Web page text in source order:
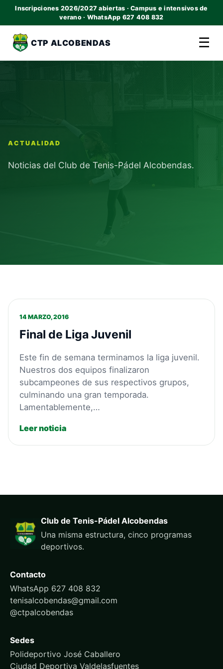
Inscripciones 2026/2027 abiertas · Campus e intensivos de
verano · WhatsApp 627 408 832
CTP ALCOBENDAS ☰
ACTUALIDAD
Noticias del Club de Tenis-Pádel Alcobendas.
14 MARZO, 2016
Final de Liga Juvenil
Este fin de semana terminamos la liga juvenil.
Nuestros dos equipos finalizaron
subcampeones de sus respectivos grupos,
culminando una gran temporada.
Lamentablemente,…
Leer noticia
Club de Tenis-Pádel Alcobendas
Una misma estructura, cinco programas
deportivos.
Contacto
WhatsApp 627 408 832
tenisalcobendas@gmail.com
@ctpalcobendas
Sedes
Polideportivo José Caballero
Ciudad Deportiva Valdelasfuentes